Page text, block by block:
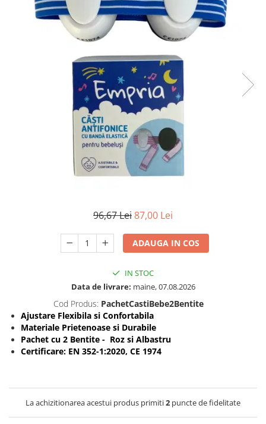
Protectii casa
Deflectoare pentru aer conditionat
Protectii exterior
Casti antifonice pentru copii si
Echipament protectie bicicleta si
Accesorii auto copii
Palarii protectie UV
Puericultura mare
Somnul bebelusului
Carucioare si scaune auto
Tarcuri copii / bebelusi
Scaune masa
Igiena si ingrijire bebelusi
Accesorii bebelusi / nou-nascuti
96,67 Lei87,00 Lei
ADAUGA IN COS
IN STOC
Data de livrare: maine, 07.08.2026
Cod Produs: PachetCastiBebe2Bentite
Ajustare Flexibila si Confortabila
Materiale Prietenoase si Durabile
Pachet cu 2 Bentite - Roz si Albastru
Certificare: EN 352-1:2020, CE 1974
La achizitionarea acestui produs primiti2 puncte de fidelitate